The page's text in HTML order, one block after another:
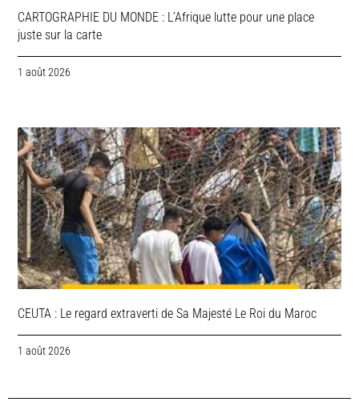
CARTOGRAPHIE DU MONDE : L’Afrique lutte pour une place
juste sur la carte
1 août 2026
CEUTA : Le regard extraverti de Sa Majesté Le Roi du Maroc
1 août 2026